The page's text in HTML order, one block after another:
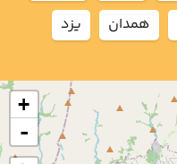
+
-
همدان يزد